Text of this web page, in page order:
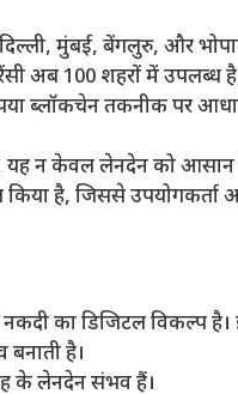
मुंबई, बेंगलुरु, और
अब 100 शहरों में
ब्लॉकचेन तकनीक पर
यह न केवल लेनदेन को आसान
है, जिससे उपयोगकर्ता
का डिजिटल विकल्प है।
है।
के लेनदेन संभव हैं।